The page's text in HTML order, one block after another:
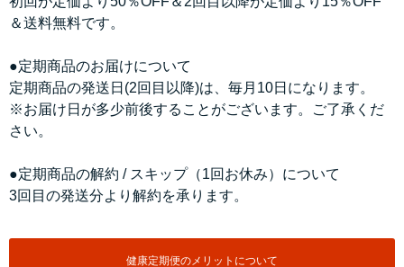
＆送料無料です。
●定期商品のお届けについて
定期商品の発送日(2回目以降)は、毎月10日になります。
※お届け日が多少前後することがございます。ご了承くだ
さい。
●定期商品の解約 / スキップ（1回お休み）について
3回目の発送分より解約を承ります。
健康定期便のメリットについて